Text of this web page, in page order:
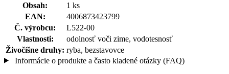
Obsah:
1 ks
EAN:
4006873423799
Č. výrobcu:
L522-00
Vlastnosti:
odolnosť voči zime, vodotesnosť
Živočíšne druhy: ryba, bezstavovce
Informácie o produkte a často kladené otázky (FAQ)